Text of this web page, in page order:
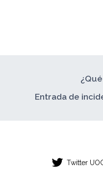
Entrada de
Twitter